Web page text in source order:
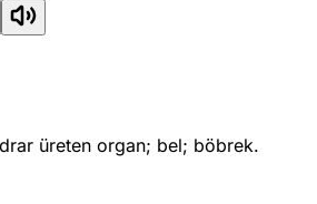
üreten organ; bel; böbrek.